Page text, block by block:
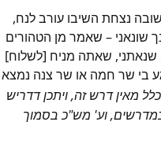
נצחת השיבו עורב לנח,
שונאני – שאמר מן הטהורים
שאתה מניח [לשלוח]
בי שר חמה או שר צנה נמצא
מאין דרש זה, ויתכן דדריש
וע' מש"כ בסמוך